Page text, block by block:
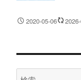
投 2020-05-06